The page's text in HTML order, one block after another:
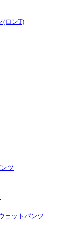
(ロンT)
ツ
ェットパンツ